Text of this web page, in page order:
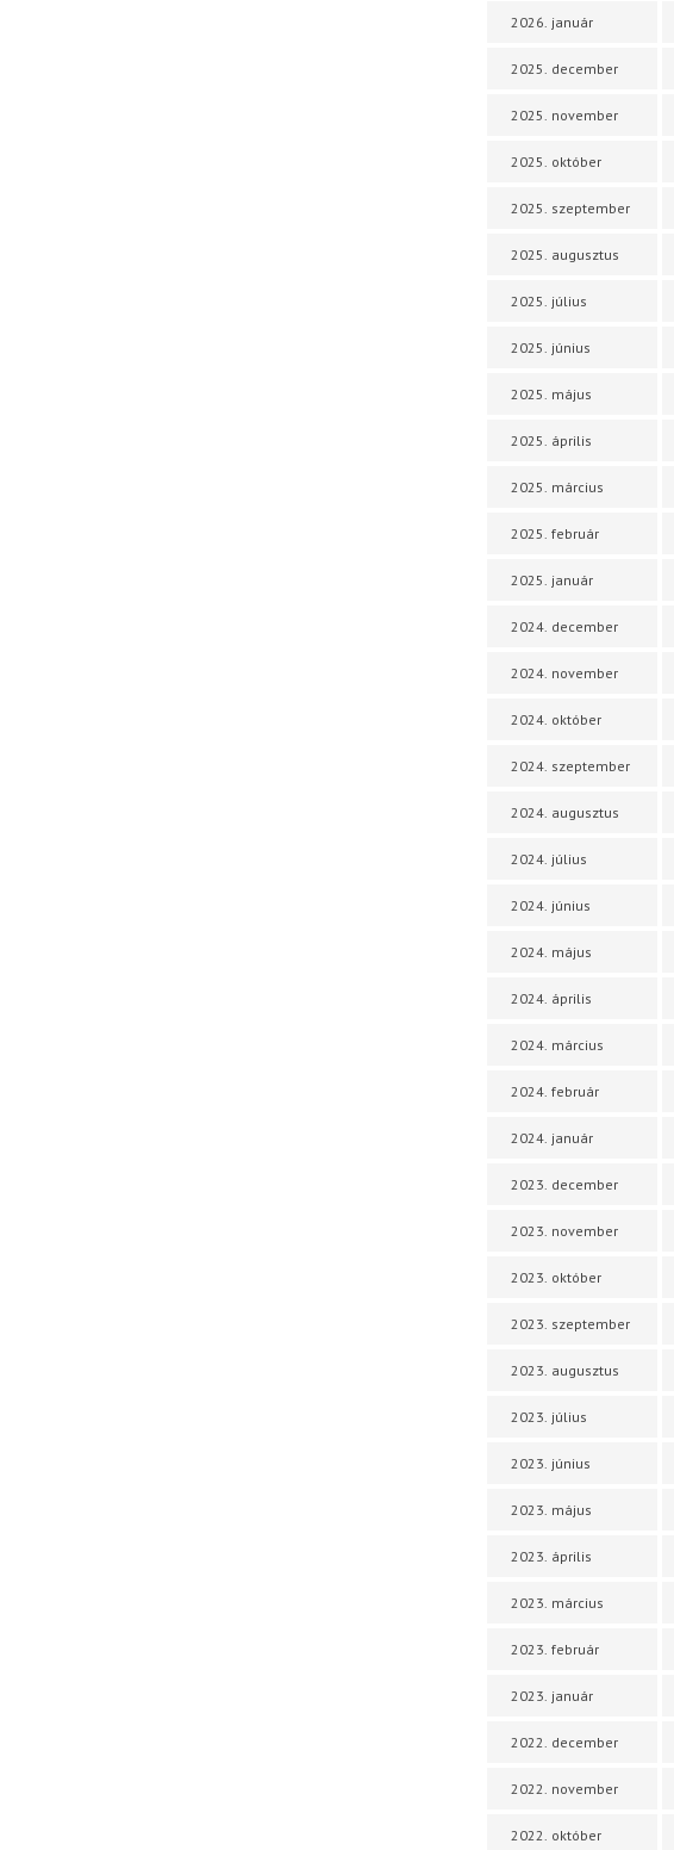
2026. január
2025. december
2025. november
2025. október
2025. szeptember
2025. augusztus
2025. július
2025. június
2025. május
2025. április
2025. március
2025. február
2025. január
2024. december
2024. november
2024. október
2024. szeptember
2024. augusztus
2024. július
2024. június
2024. május
2024. április
2024. március
2024. február
2024. január
2023. december
2023. november
2023. október
2023. szeptember
2023. augusztus
2023. július
2023. június
2023. május
2023. április
2023. március
2023. február
2023. január
2022. december
2022. november
2022. október